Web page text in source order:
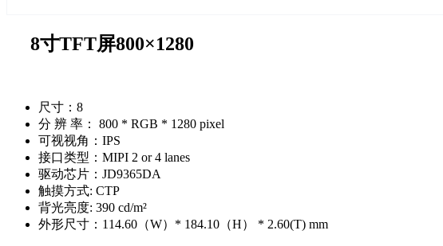
8寸TFT屏800×1280
尺寸：8
分 辨 率： 800 * RGB * 1280 pixel
可视视角：IPS
接口类型：MIPI 2 or 4 lanes
驱动芯片：JD9365DA
触摸方式: CTP
背光亮度: 390 cd/m²
外形尺寸：114.60（W）* 184.10（H） * 2.60(T) mm